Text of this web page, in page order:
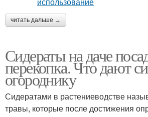
читать дальше →
Сидераты на даче
перекопка. Что дают
огороднику
Сидератами в растениеводстве
травы, которые после достижения